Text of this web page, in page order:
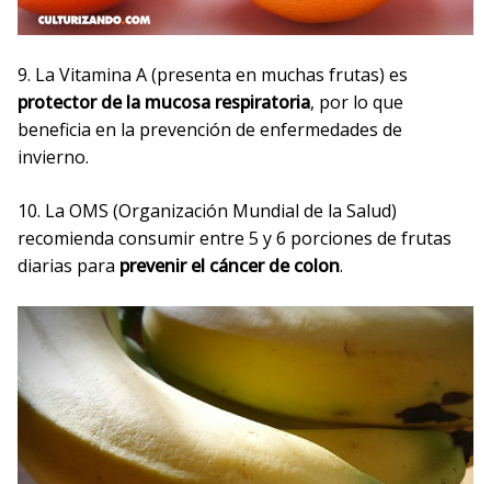
9. La Vitamina A (presenta en muchas frutas) es
protector de la mucosa respiratoria, por lo que
beneficia en la prevención de enfermedades de
invierno.
10. La OMS (Organización Mundial de la Salud)
recomienda consumir entre 5 y 6 porciones de frutas
diarias para prevenir el cáncer de colon.